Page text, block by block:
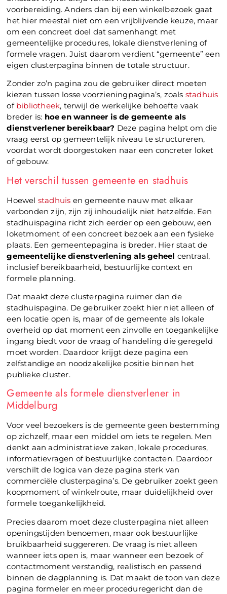
voorbereiding. Anders dan bij een winkelbezoek gaat
het hier meestal niet om een vrijblijvende keuze, maar
om een concreet doel dat samenhangt met
gemeentelijke procedures, lokale dienstverlening of
formele vragen. Juist daarom verdient “gemeente” een
eigen clusterpagina binnen de totale structuur.
Zonder zo’n pagina zou de gebruiker direct moeten
kiezen tussen losse voorzieningpagina’s, zoals stadhuis
of bibliotheek, terwijl de werkelijke behoefte vaak
breder is: hoe en wanneer is de gemeente als
dienstverlener bereikbaar? Deze pagina helpt om die
vraag eerst op gemeentelijk niveau te structureren,
voordat wordt doorgestoken naar een concreter loket
of gebouw.
Het verschil tussen gemeente en stadhuis
Hoewel stadhuis en gemeente nauw met elkaar
verbonden zijn, zijn zij inhoudelijk niet hetzelfde. Een
stadhuispagina richt zich eerder op een gebouw, een
loketmoment of een concreet bezoek aan een fysieke
plaats. Een gemeentepagina is breder. Hier staat de
gemeentelijke dienstverlening als geheel centraal,
inclusief bereikbaarheid, bestuurlijke context en
formele planning.
Dat maakt deze clusterpagina ruimer dan de
stadhuispagina. De gebruiker zoekt hier niet alleen of
een locatie open is, maar of de gemeente als lokale
overheid op dat moment een zinvolle en toegankelijke
ingang biedt voor de vraag of handeling die geregeld
moet worden. Daardoor krijgt deze pagina een
zelfstandige en noodzakelijke positie binnen het
publieke cluster.
Gemeente als formele dienstverlener in
Middelburg
Voor veel bezoekers is de gemeente geen bestemming
op zichzelf, maar een middel om iets te regelen. Men
denkt aan administratieve zaken, lokale procedures,
informatievragen of bestuurlijke contacten. Daardoor
verschilt de logica van deze pagina sterk van
commerciële clusterpagina’s. De gebruiker zoekt geen
koopmoment of winkelroute, maar duidelijkheid over
formele toegankelijkheid.
Precies daarom moet deze clusterpagina niet alleen
openingstijden benoemen, maar ook bestuurlijke
bruikbaarheid suggereren. De vraag is niet alleen
wanneer iets open is, maar wanneer een bezoek of
contactmoment verstandig, realistisch en passend
binnen de dagplanning is. Dat maakt de toon van deze
pagina formeler en meer proceduregericht dan de